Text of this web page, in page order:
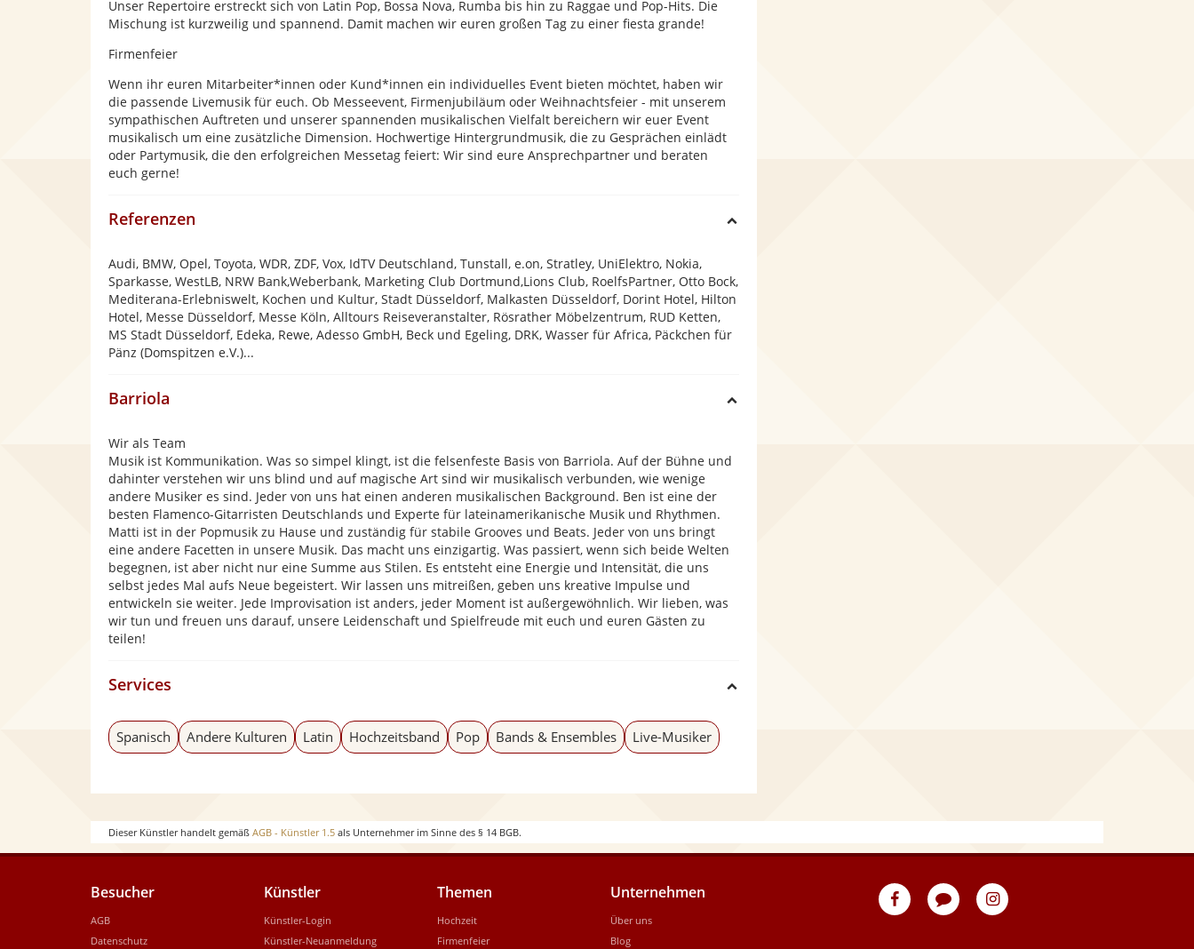
Unser Repertoire erstreckt sich von Latin Pop, Bossa Nova, Rumba bis hin zu Raggae und Pop-Hits. Die
Mischung ist kurzweilig und spannend. Damit machen wir euren großen Tag zu einer fiesta grande!
Firmenfeier
Wenn ihr euren Mitarbeiter*innen oder Kund*innen ein individuelles Event bieten möchtet, haben wir
die passende Livemusik für euch. Ob Messeevent, Firmenjubiläum oder Weihnachtsfeier - mit unserem
sympathischen Auftreten und unserer spannenden musikalischen Vielfalt bereichern wir euer Event
musikalisch um eine zusätzliche Dimension. Hochwertige Hintergrundmusik, die zu Gesprächen einlädt
oder Partymusik, die den erfolgreichen Messetag feiert: Wir sind eure Ansprechpartner und beraten
euch gerne!
Referenzen
Audi, BMW, Opel, Toyota, WDR, ZDF, Vox, IdTV Deutschland, Tunstall, e.on, Stratley, UniElektro, Nokia,
Sparkasse, WestLB, NRW Bank,Weberbank, Marketing Club Dortmund,Lions Club, RoelfsPartner, Otto Bock,
Mediterana-Erlebniswelt, Kochen und Kultur, Stadt Düsseldorf, Malkasten Düsseldorf, Dorint Hotel, Hilton
Hotel, Messe Düsseldorf, Messe Köln, Alltours Reiseveranstalter, Rösrather Möbelzentrum, RUD Ketten,
MS Stadt Düsseldorf, Edeka, Rewe, Adesso GmbH, Beck und Egeling, DRK, Wasser für Africa, Päckchen für
Pänz (Domspitzen e.V.)...
Barriola
Wir als Team
Musik ist Kommunikation. Was so simpel klingt, ist die felsenfeste Basis von Barriola. Auf der Bühne und
dahinter verstehen wir uns blind und auf magische Art sind wir musikalisch verbunden, wie wenige
andere Musiker es sind. Jeder von uns hat einen anderen musikalischen Background. Ben ist eine der
besten Flamenco-Gitarristen Deutschlands und Experte für lateinamerikanische Musik und Rhythmen.
Matti ist in der Popmusik zu Hause und zuständig für stabile Grooves und Beats. Jeder von uns bringt
eine andere Facetten in unsere Musik. Das macht uns einzigartig. Was passiert, wenn sich beide Welten
begegnen, ist aber nicht nur eine Summe aus Stilen. Es entsteht eine Energie und Intensität, die uns
selbst jedes Mal aufs Neue begeistert. Wir lassen uns mitreißen, geben uns kreative Impulse und
entwickeln sie weiter. Jede Improvisation ist anders, jeder Moment ist außergewöhnlich. Wir lieben, was
wir tun und freuen uns darauf, unsere Leidenschaft und Spielfreude mit euch und euren Gästen zu
teilen!
Services
Spanisch Andere Kulturen Latin Hochzeitsband Pop Bands & Ensembles Live-Musiker
Dieser Künstler handelt gemäß AGB - Künstler 1.5 als Unternehmer im Sinne des § 14 BGB.
eventpeppersBlog
eventpeppers
Besucher
AGB
Datenschutz
Künstler
Künstler-Login
Künstler-Neuanmeldung
Themen
Hochzeit
Firmenfeier
Unternehmen
Über uns
Blog